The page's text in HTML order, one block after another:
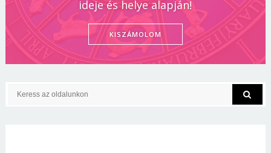
ideje és helye alapján!
KISZÁMOLOM